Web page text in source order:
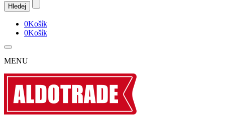
0Košík
0Košík
MENU